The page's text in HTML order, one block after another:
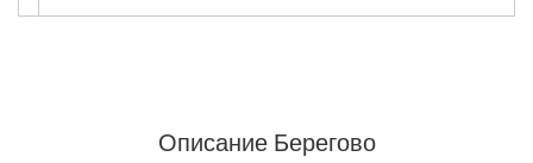
Описание Берегово